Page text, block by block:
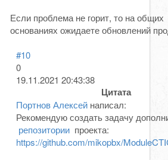
Если проблема не горит, то на общих
основаниях ожидаете обновлений
#10
0
19.11.2021 20:43:38
Цитата
Портнов Алексей написал:
Рекомендую создать задачу
репозитории проекта:
https://github.com/mikopbx/